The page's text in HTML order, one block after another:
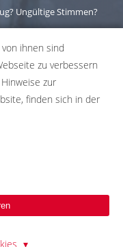
Ungültige Stimmen?
und Informationen
so aktuell wie
Fehler in unserer
uns bei der
Daten über
Wir übernehmen
Korrektheit und
mit
ihnen sind
zu verbessern
zur
finden sich in der